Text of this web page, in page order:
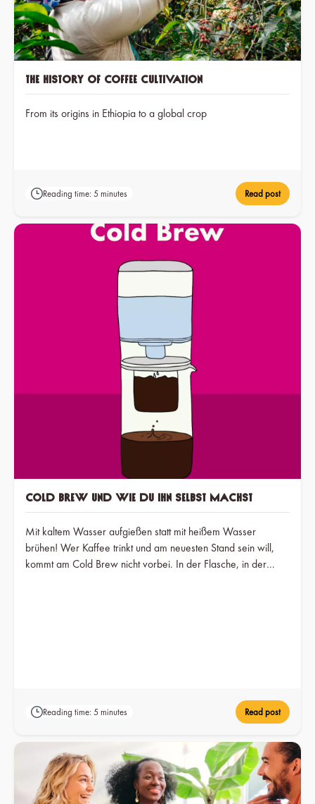
The History of Coffee Cultivation
From its origins in Ethiopia to a global crop
Reading time: 5 minutes Read post
Cold Brew und wie du ihn selbst machst
Mit kaltem Wasser aufgießen statt mit heißem Wasser
brühen! Wer Kaffee trinkt und am neuesten Stand sein will,
kommt am Cold Brew nicht vorbei. In der Flasche, in der
als dein ausgekühlter Morgenkaffee.
Reading time: 5 minutes Read post